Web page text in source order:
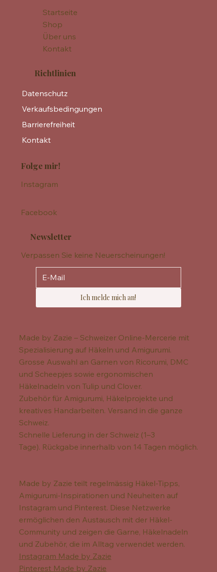
Startseite
Shop
Über uns
Kontakt
Richtlinien
Datenschutz
Verkaufsbedingungen
Barrierefreiheit
Kontakt
Folge mir!
Instagram
Facebook
Newsletter
Verpassen Sie keine Neuerscheinungen!
Ich melde mich an!
Made by Zazie – Schweizer Online-Mercerie mit
Spezialisierung auf Häkeln und Amigurumi.
Grosse Auswahl an Garnen von Ricorumi, DMC
und Scheepjes sowie ergonomischen
Häkelnadeln von Tulip und Clover.
Zubehör für Amigurumi, Häkelprojekte und
kreatives Handarbeiten. Versand in die ganze
Schweiz.
Schnelle Lieferung in der Schweiz (1–3
Tage). Rückgabe innerhalb von 14 Tagen möglich.
Made by Zazie teilt regelmässig Häkel-Tipps,
Amigurumi-Inspirationen und Neuheiten auf
Instagram und Pinterest. Diese Netzwerke
ermöglichen den Austausch mit der Häkel-
Community und zeigen die Garne, Häkelnadeln
und Zubehör, die im Alltag verwendet werden.
Instagram Made by Zazie
Pinterest Made by Zazie